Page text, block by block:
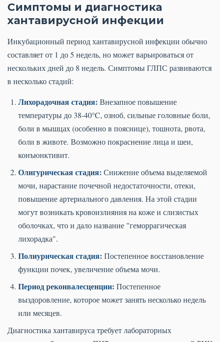
Симптомы и диагностика
хантавирусной инфекции
Инкубационный период хантавирусной инфекции обычно
составляет от 1 до 5 недель, но может варьироваться от
нескольких дней до 8 недель. Симптомы ГЛПС развиваются
в несколько стадий:
Лихорадочная стадия: Внезапное повышение
температуры до 38-40°C, озноб, сильные головные боли,
боли в мышцах (особенно в пояснице), тошнота, рвота,
боли в животе. Возможно покраснение лица и шеи,
конъюнктивит.
Олигурическая стадия: Снижение объема выделяемой
мочи, нарастание почечной недостаточности, отеки,
повышение артериального давления. На этой стадии
могут возникать кровоизлияния на коже и слизистых
оболочках, что и дало название "геморрагическая
лихорадка".
Полиурическая стадия: Постепенное восстановление
функции почек, увеличение объема мочи.
Период реконвалесценции: Постепенное
выздоровление, которое может занять несколько недель
или месяцев.
Диагностика хантавируса требует лабораторных